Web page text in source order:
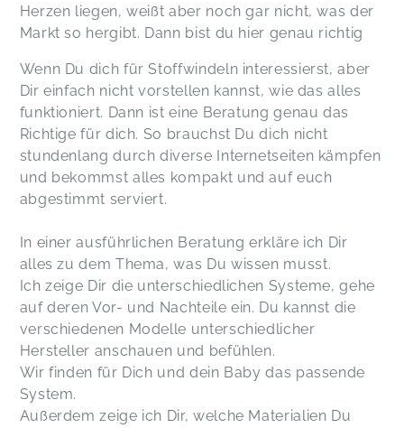
Herzen liegen, weißt aber noch gar nicht, was der
Markt so hergibt. Dann bist du hier genau richtig
Wenn Du dich für Stoffwindeln interessierst, aber
Dir einfach nicht vorstellen kannst, wie das alles
funktioniert. Dann ist eine Beratung genau das
Richtige für dich. So brauchst Du dich nicht
stundenlang durch diverse Internetseiten kämpfen
und bekommst alles kompakt und auf euch
abgestimmt serviert.
In einer ausführlichen Beratung erkläre ich Dir
alles zu dem Thema, was Du wissen musst.
Ich zeige Dir die unterschiedlichen Systeme, gehe
auf deren Vor- und Nachteile ein. Du kannst die
verschiedenen Modelle unterschiedlicher
Hersteller anschauen und befühlen.
Wir finden für Dich und dein Baby das passende
System.
Außerdem zeige ich Dir, welche Materialien Du